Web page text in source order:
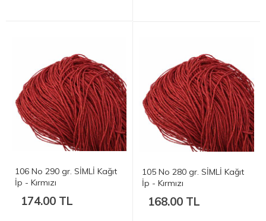
106 No 290 gr. SİMLİ Kağıt
İp - Kırmızı
174.00 TL
105 No 280 gr. SİMLİ Kağıt
İp - Kırmızı
168.00 TL